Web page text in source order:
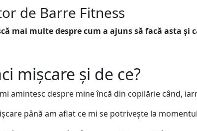
de Barre Fitness
mai multe despre cum a ajuns să facă asta
mișcare și de ce?
amintesc despre mine încă din copilărie când,
până am aflat ce mi se potrivește la